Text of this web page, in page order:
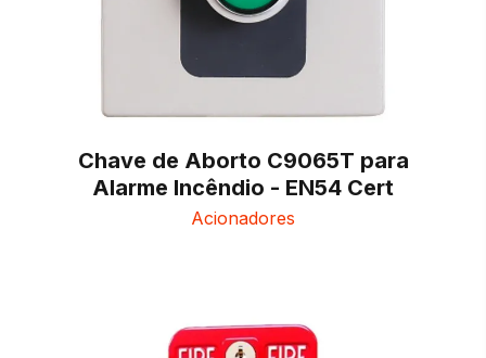
Chave de Aborto C9065T para
Alarme Incêndio - EN54 Cert
Acionadores